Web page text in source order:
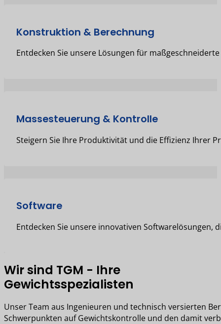
Konstruktion & Berechnung
Entdecken Sie unsere Lösungen für
Massesteuerung & Kontrolle
Steigern Sie Ihre Produktivität und die Effizienz Ihrer
Software
Entdecken Sie unsere innovativen
Wir sind TGM - Ihre
Gewichtsspezialisten
Unser Team aus Ingenieuren und technisch versierten
Schwerpunkten auf Gewichtskontrolle und den damit